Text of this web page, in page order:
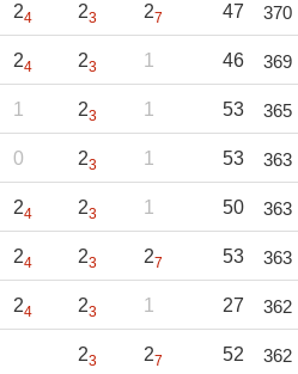
24 23 27 47 370
24 23 1 46 369
1 23 1 53 365
0 23 1 53 363
24 23 1 50 363
24 23 27 53 363
24 23 1 27 362
23 27 52 362